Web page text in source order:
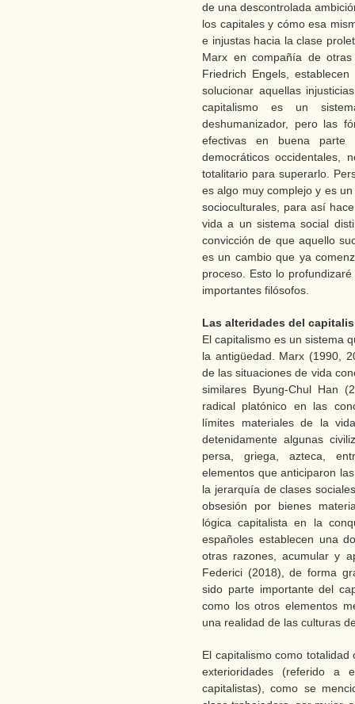
de una descontrolada
los capitales y cómo esa
e injustas hacia la clase
Marx en compañía de
Friedrich Engels,
solucionar aquellas
capitalismo es un
deshumanizador, pero las
efectivas en buena
democráticos occidentales,
totalitario para superarlo.
es algo muy complejo y es
socioculturales, para así
vida a un sistema social
convicción de que aquello
es un cambio que ya
proceso. Esto lo
importantes filósofos.
Las alteridades del
El capitalismo es un sistema
la antigüedad. Marx (1990,
de las situaciones de vida
similares Byung-Chul Han
radical platónico en las
límites materiales de la
detenidamente algunas
persa, griega, azteca,
elementos que anticiparon
la jerarquía de clases
obsesión por bienes
lógica capitalista en la
españoles establecen una
otras razones, acumular y
Federici (2018), de forma
sido parte importante del
como los otros elementos
una realidad de las culturas
El capitalismo como
exterioridades (referido a
capitalistas), como se